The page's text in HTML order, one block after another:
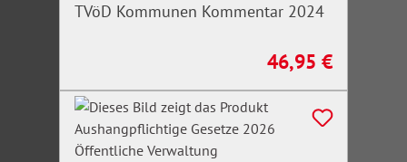
TVöD Kommunen Kommentar 2024
Regulärer Preis:
46,95 €